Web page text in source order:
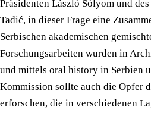
Präsidenten László Sólyom und
Tadić, in dieser Frage eine
Serbischen akademischen
Forschungsarbeiten wurden in
und mittels oral history in Serbien
Kommission sollte auch die Opfer
erforschen, die in verschiedenen